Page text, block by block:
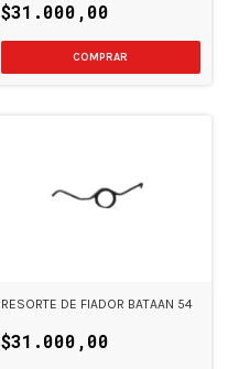
$31.000,00
RESORTE DE FIADOR BATAAN 54
$31.000,00